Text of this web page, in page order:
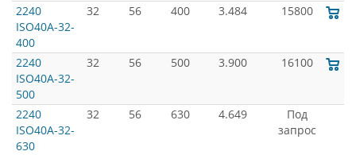
2240
ISO40A-32-
400
32 56 400 3.484 15800
2240
ISO40A-32-
500
32 56 500 3.900 16100
2240
ISO40A-32-
630
32 56 630 4.649
Под
запрос